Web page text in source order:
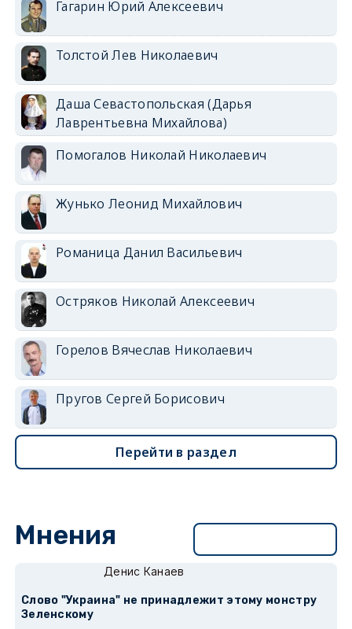
Гагарин Юрий Алексеевич
Толстой Лев Николаевич
Даша Севастопольская (Дарья
Лаврентьевна Михайлова)
Помогалов Николай Николаевич
Жунько Леонид Михайлович
Романица Данил Васильевич
Остряков Николай Алексеевич
Горелов Вячеслав Николаевич
Пругов Сергей Борисович
Перейти в раздел
Мнения
Денис Канаев
Слово "Украина" не принадлежит этому монстру
Зеленскому